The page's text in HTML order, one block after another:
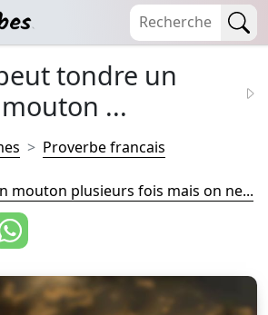
tondre un
mouton ...
Proverbe francais
mouton plusieurs fois mais on ne...